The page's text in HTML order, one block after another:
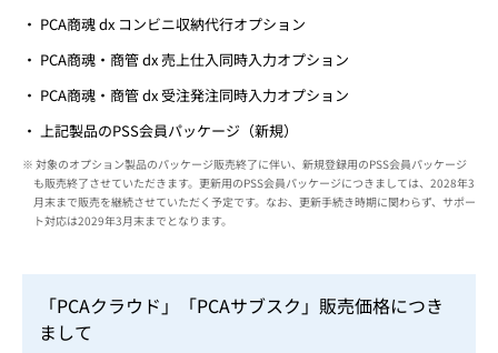
PCA商魂 dx コンビニ収納代行オプション
PCA商魂・商管 dx 売上仕入同時入力オプション
PCA商魂・商管 dx 受注発注同時入力オプション
上記製品のPSS会員パッケージ（新規）
※ 対象のオプション製品のパッケージ販売終了に伴い、新規登録用のPSS会員パッケージ
も販売終了させていただきます。更新用のPSS会員パッケージにつきましては、2028年3
月末まで販売を継続させていただく予定です。なお、更新手続き時期に関わらず、サポー
ト対応は2029年3月末までとなります。
「PCAクラウド」「PCAサブスク」販売価格につき
まして